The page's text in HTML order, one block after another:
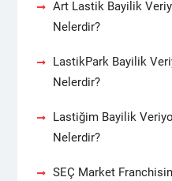
Art Lastik Bayilik
Nelerdir?
LastikPark Bayilik
Nelerdir?
Lastiğim Bayilik
Nelerdir?
SEÇ Market